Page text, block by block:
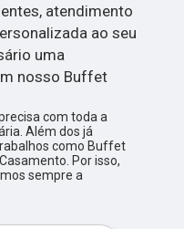
atendimento
ao seu
uma
nosso Buffet
com toda a
Além dos já
como Buffet
Por isso,
sempre a